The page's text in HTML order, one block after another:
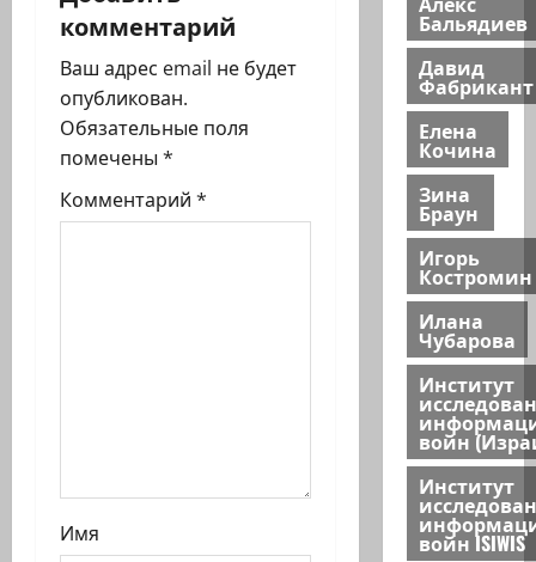
з
а
п
и
с
комментарий
Ваш адрес email не будет
опубликован.
Обязательные поля
помечены *
Комментарий *
Имя
Бальядиев
Давид
Фабрикант
Елена
Кочина
Зина
Браун
Игорь
Костромин
Илана
Чубарова
Институт
войн
Институт
войн ISIWIS